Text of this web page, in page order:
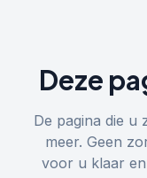
Deze
De pagina die u
meer. Geen
voor u klaar